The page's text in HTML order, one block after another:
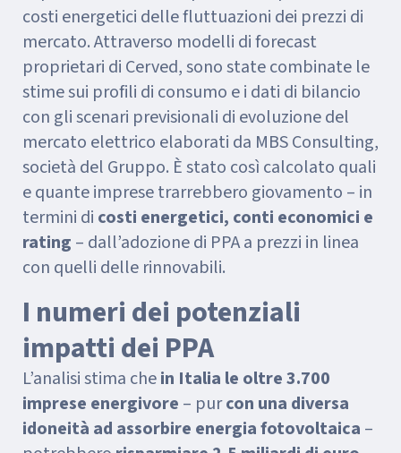
costi energetici delle fluttuazioni dei prezzi di
mercato. Attraverso modelli di forecast
proprietari di Cerved, sono state combinate le
stime sui profili di consumo e i dati di bilancio
con gli scenari previsionali di evoluzione del
mercato elettrico elaborati da MBS Consulting,
società del Gruppo. È stato così calcolato quali
e quante imprese trarrebbero giovamento – in
termini di costi energetici, conti economici e
rating – dall’adozione di PPA a prezzi in linea
con quelli delle rinnovabili.
I numeri dei potenziali
impatti dei PPA
L’analisi stima chein Italia le oltre 3.700
imprese energivore – purcon una diversa
idoneità ad assorbire energia fotovoltaica –